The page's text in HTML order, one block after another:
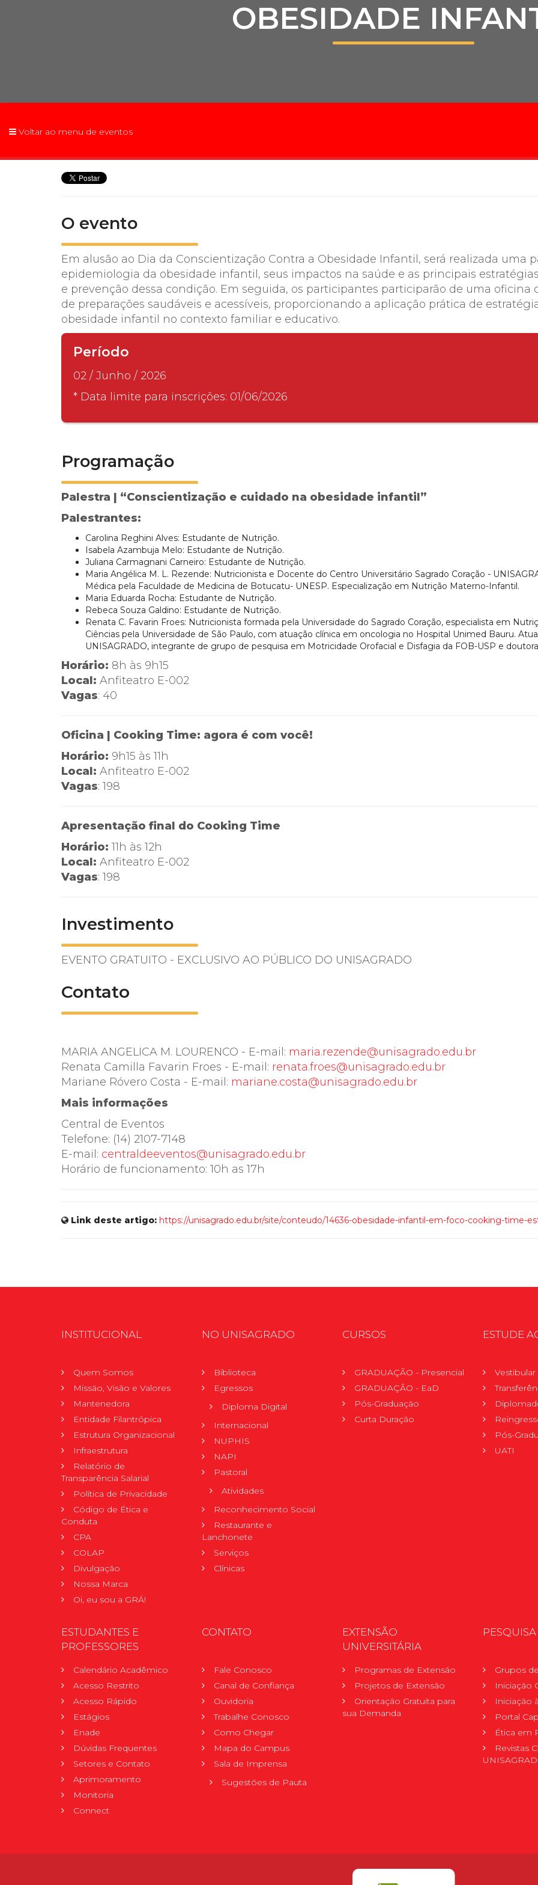
Reingresso
Calendário
OBESIDADE
Voltar ao menu de eventos
O evento
Em alusão ao Dia da Conscientização Contra a Obesidade Infantil, será realizada uma
epidemiologia da obesidade infantil, seus impactos na saúde e as principais
e prevenção dessa condição. Em seguida, os participantes participarão de uma oficina
de preparações saudáveis e acessíveis, proporcionando a aplicação prática de
obesidade infantil no contexto familiar e educativo.
Período
02 / Junho / 2026
* Data limite para inscrições: 01/06/2026
Programação
Palestra | “Conscientização e cuidado na obesidade infantil”
Palestrantes:
Carolina Reghini Alves: Estudante de Nutrição.
Isabela Azambuja Melo: Estudante de Nutrição.
Juliana Carmagnani Carneiro: Estudante de Nutrição.
Maria Angélica M. L. Rezende: Nutricionista e Docente do Centro Universitário Sagrado Coração -
Médica pela Faculdade de Medicina de Botucatu- UNESP. Especialização em Nutrição Materno-Infantil.
Maria Eduarda Rocha: Estudante de Nutrição.
Rebeca Souza Galdino: Estudante de Nutrição.
Renata C. Favarin Froes: Nutricionista formada pela Universidade do Sagrado Coração, especialista em
Ciências pela Universidade de São Paulo, com atuação clínica em oncologia no Hospital Unimed Bauru.
UNISAGRADO, integrante de grupo de pesquisa em Motricidade Orofacial e Disfagia da FOB-USP e
Horário: 8h às 9h15
Local: Anfiteatro E-002
Vagas: 40
Oficina | Cooking Time: agora é com você!
Horário: 9h15 às 11h
Local: Anfiteatro E-002
Vagas: 198
Apresentação final do Cooking Time
Horário: 11h às 12h
Local: Anfiteatro E-002
Vagas: 198
Investimento
EVENTO GRATUITO - EXCLUSIVO AO PÚBLICO DO UNISAGRADO
Contato
MARIA ANGELICA M. LOURENCO - E-mail: maria.rezende@unisagrado.edu.br
Renata Camilla Favarin Froes - E-mail: renata.froes@unisagrado.edu.br
Mariane Róvero Costa - E-mail: mariane.costa@unisagrado.edu.br
Mais informações
Central de Eventos
Telefone: (14) 2107-7148
E-mail: centraldeeventos@unisagrado.edu.br
Horário de funcionamento: 10h as 17h
Link deste artigo: https://unisagrado.edu.br/site/conteudo/14636-obesidade-infantil-em-foco-cooking-time-
INSTITUCIONAL
Quem Somos
Missão, Visão e Valores
Mantenedora
Entidade Filantrópica
Estrutura Organizacional
Infraestrutura
Relatório de
Transparência Salarial
Política de Privacidade
Código de Ética e
Conduta
CPA
COLAP
Divulgação
Nossa Marca
Oi, eu sou a GRÁ!
NO UNISAGRADO
Biblioteca
Egressos
Diploma Digital
Internacional
NUPHIS
NAPI
Pastoral
Atividades
Reconhecimento Social
Restaurante e
Lanchonete
Serviços
Clínicas
CURSOS
GRADUAÇÃO - Presencial
GRADUAÇÃO - EaD
Pós-Graduação
Curta Duração
ESTUDE
Pós-
UATI
ESTUDANTES E
PROFESSORES
Calendário Acadêmico
Acesso Restrito
Acesso Rápido
Estágios
Enade
Dúvidas Frequentes
Setores e Contato
Aprimoramento
Monitoria
Connect
CONTATO
Fale Conosco
Canal de Confiança
Ouvidoria
Trabalhe Conosco
Como Chegar
Mapa do Campus
Sala de Imprensa
Sugestões de Pauta
EXTENSÃO
UNIVERSITÁRIA
Programas de Extensão
Projetos de Extensão
Orientação Gratuita para
sua Demanda
PESQUISA
Grupos
Iniciação
Iniciação
Portal
Ética em
Revistas